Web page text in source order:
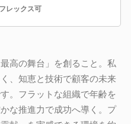
レックス可
高の舞台」を創ること。私
、知恵と技術で顧客の未来
。フラットな組織で年齢を
な推進力で成功へ導く。プ